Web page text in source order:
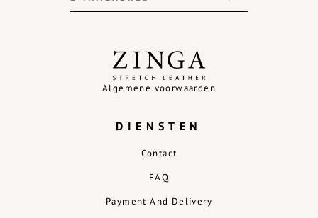
Algemene voorwaarden
DIENSTEN
Contact
FAQ
Payment And Delivery